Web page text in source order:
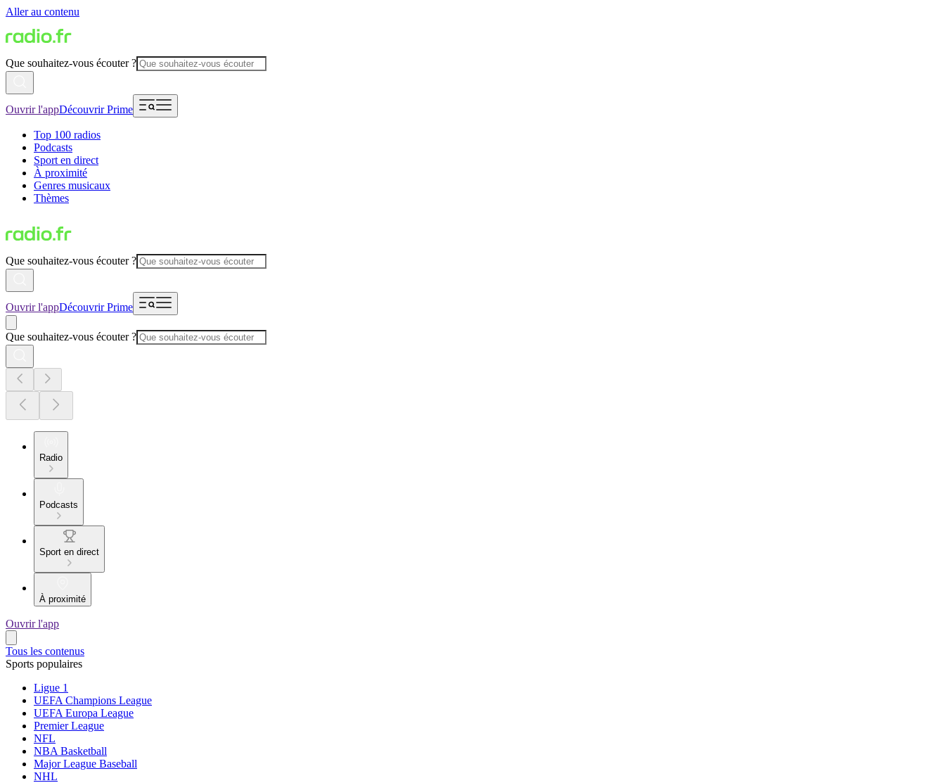
Aller au contenu
Que souhaitez-vous écouter ?
Ouvrir l'appDécouvrir Prime
Top 100 radios
Podcasts
Sport en direct
À proximité
Genres musicaux
Thèmes
Que souhaitez-vous écouter ?
Ouvrir l'appDécouvrir Prime
Que souhaitez-vous écouter ?
Radio
Podcasts
Sport en direct
À proximité
Ouvrir l'app
Tous les contenus
Sports populaires
Ligue 1
UEFA Champions League
UEFA Europa League
Premier League
NFL
NBA Basketball
Major League Baseball
NHL